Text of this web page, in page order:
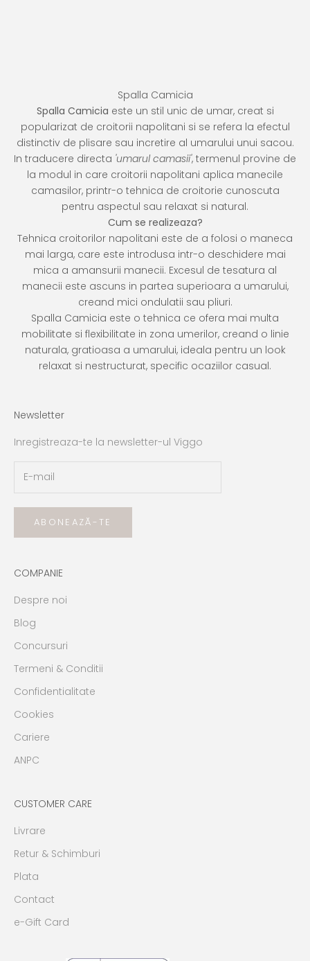
Spalla Camicia
Spalla Camicia este un stil unic de umar, creat si
popularizat de croitorii napolitani si se refera la efectul
distinctiv de plisare sau incretire al umarului unui sacou.
In traducere directa 'umarul camasii', termenul provine de
la modul in care croitorii napolitani aplica manecile
camasilor, printr-o tehnica de croitorie cunoscuta
pentru aspectul sau relaxat si natural.
Cum se realizeaza?
Tehnica croitorilor napolitani este de a folosi o maneca
mai larga, care este introdusa intr-o deschidere mai
mica a amansurii manecii. Excesul de tesatura al
manecii este ascuns in partea superioara a umarului,
creand mici ondulatii sau pliuri.
Spalla Camicia este o tehnica ce ofera mai multa
mobilitate si flexibilitate in zona umerilor, creand o linie
naturala, gratioasa a umarului, ideala pentru un look
relaxat si nestructurat, specific ocaziilor casual.
Newsletter
Inregistreaza-te la newsletter-ul Viggo
ABONEAZĂ-TE
COMPANIE
Despre noi
Blog
Concursuri
Termeni & Conditii
Confidentialitate
Cookies
Cariere
ANPC
CUSTOMER CARE
Livrare
Retur & Schimburi
Plata
Contact
e-Gift Card